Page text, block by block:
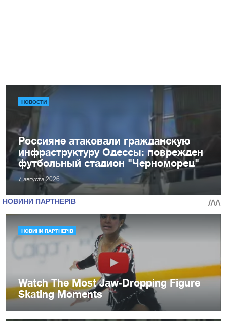
НОВОСТИ
Россияне атаковали гражданскую
инфраструктуру Одессы: поврежден
футбольный стадион "Черноморец"
7 августа 2026